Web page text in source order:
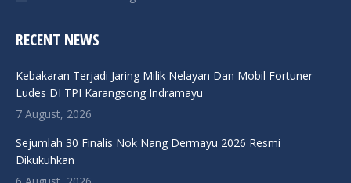
RECENT NEWS
Kebakaran Terjadi Jaring Milik Nelayan Dan Mobil Fortuner
Ludes DI TPI Karangsong Indramayu
7 August, 2026
Sejumlah 30 Finalis Nok Nang Dermayu 2026 Resmi
Dikukuhkan